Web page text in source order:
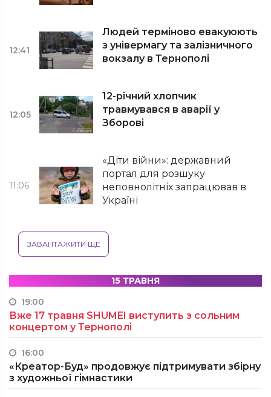
12:41
Людей терміново евакуюють
з універмагу та залізничного
вокзалу в Тернополі
12:05
12-річний хлопчик
травмувався в аварії у
Зборові
11:06
«Діти війни»: державний
портал для розшуку
неповнолітніх запрацював в
Україні
ЗАВАНТАЖИТИ ЩЕ
15 ТРАВНЯ
19:00
Вже 17 травня SHUMEI виступить з сольним
концертом у Тернополі
16:00
«Креатор-Буд» продовжує підтримувати збірну
з художньої гімнастики